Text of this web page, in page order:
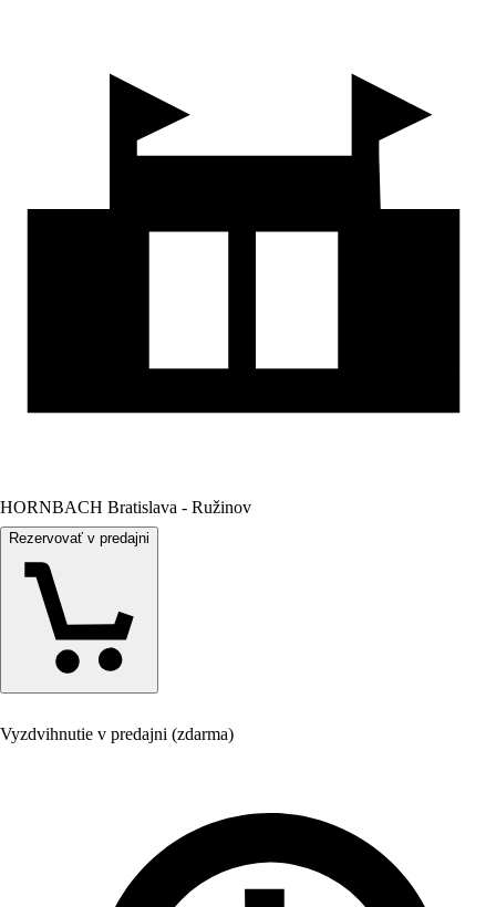
HORNBACH Bratislava - Ružinov
Rezervovať v predajni
Vyzdvihnutie v predajni (zdarma)